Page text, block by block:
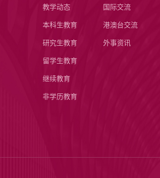
教学动态
本科生教育
研究生教育
留学生教育
继续教育
非学历教育
国际交流
港澳台交流
外事资讯